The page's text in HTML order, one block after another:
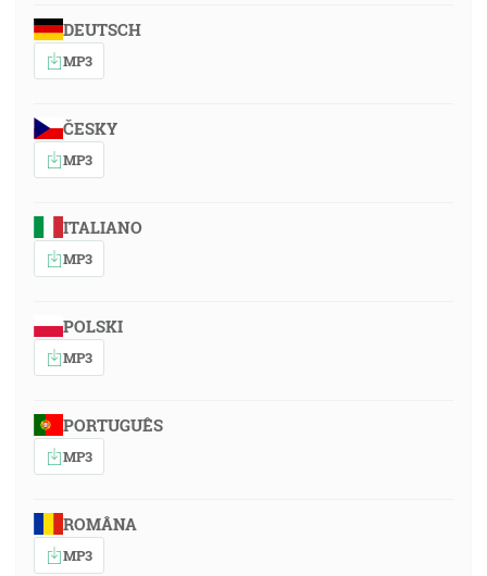
DEUTSCH
MP3
ČESKY
MP3
ITALIANO
MP3
POLSKI
MP3
PORTUGUÊS
MP3
ROMÂNA
MP3